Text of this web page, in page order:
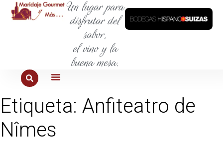
Un lugar para
disfrutar del
sabor,
el vino y la
buena mesa.
Etiqueta: Anfiteatro de
Nîmes